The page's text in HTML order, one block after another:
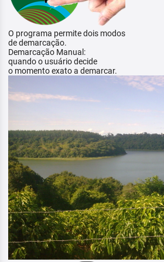
O programa permite dois modos
de demarcação.
Demarcação Manual:
quando o usuário decide
o momento exato a demarcar.